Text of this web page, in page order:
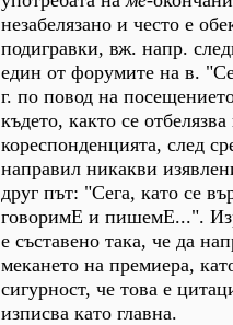
незабелязано и често е
подигравки, вж. напр.
един от форумите на в.
г. по повод на
където, както се отбелязва
кореспонденцията, след
направил никакви
друг път: "Сега, като се
говоримЕ и пишемЕ...".
е съставено така, че да
мекането на премиера,
сигурност, че това е
изписва като главна.